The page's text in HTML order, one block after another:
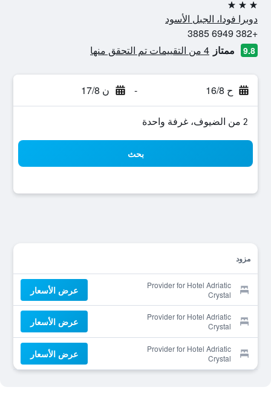
3 نجوم
دوبرا فودا، الجبل الأسود
+382 6949 3885
9.8 ممتاز 4 من التقييمات تم التحقق منها
ح 16/8 - ن 17/8
2 من الضيوف، غرفة واحدة
بحث
مزود
Provider for Hotel Adriatic
Crystal
عرض الأسعار
Provider for Hotel Adriatic
Crystal
عرض الأسعار
Provider for Hotel Adriatic
Crystal
عرض الأسعار